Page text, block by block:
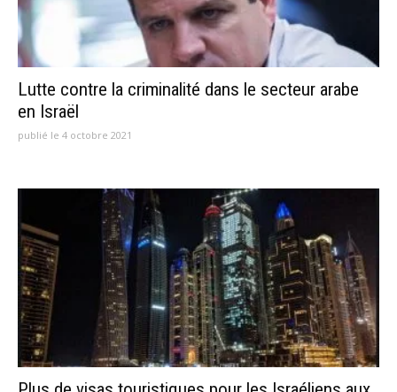
Lutte contre la criminalité dans le secteur arabe
en Israël
publié le 4 octobre 2021